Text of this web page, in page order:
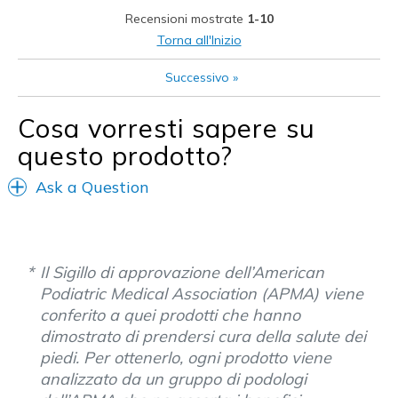
Shoes are for Wearing
Recensioni mostrate 1-10
Torna all'Inizio
Successivo »
Cosa vorresti sapere su
questo prodotto?
Ask a Question
Il Sigillo di approvazione dell’American
Podiatric Medical Association (APMA) viene
conferito a quei prodotti che hanno
dimostrato di prendersi cura della salute dei
piedi. Per ottenerlo, ogni prodotto viene
analizzato da un gruppo di podologi